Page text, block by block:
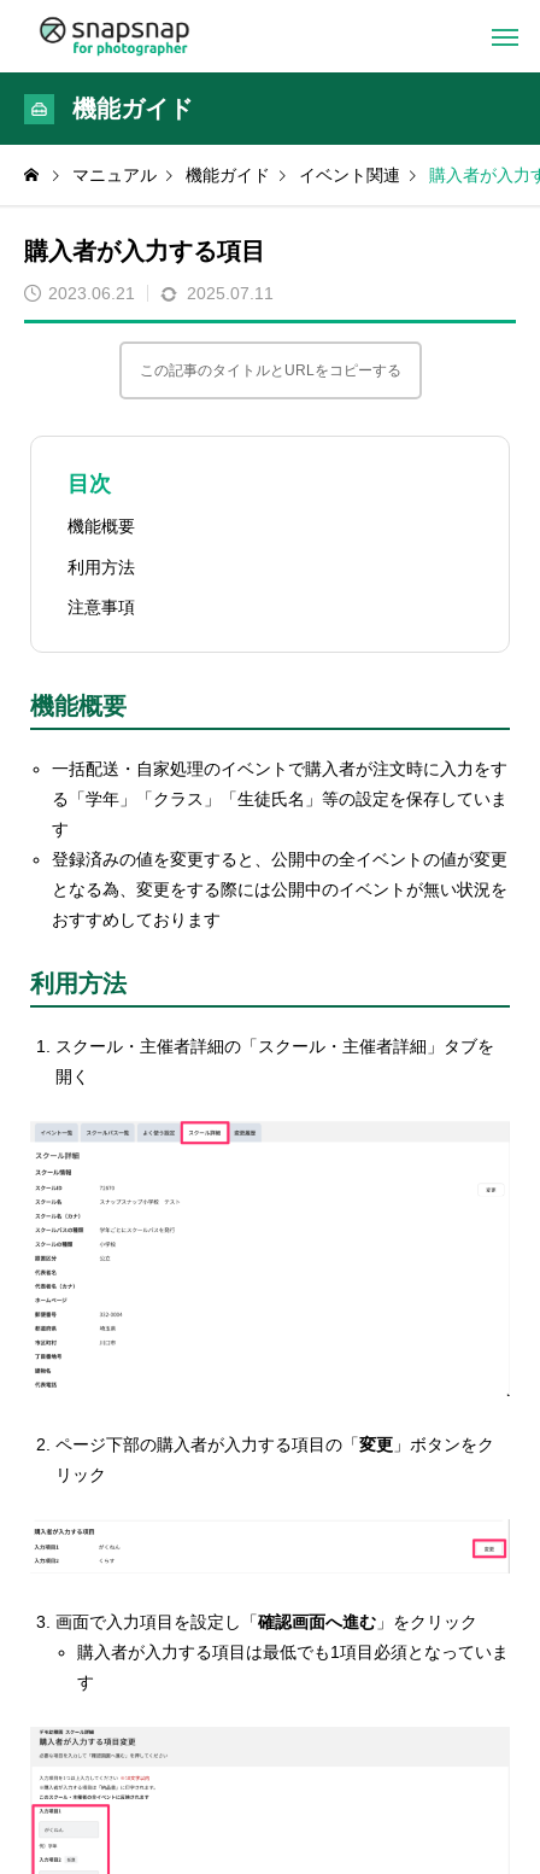
機能ガイド
マニュアル 機能ガイド イベント関連 購入者が入力
購入者が入力する項目
2023.06.21 2025.07.11
この記事のタイトルとURLをコピーする
目次
機能概要
利用方法
注意事項
機能概要
一括配送・自家処理のイベントで購入者が注文時に入力をす
る「学年」「クラス」「生徒氏名」等の設定を保存していま
す
登録済みの値を変更すると、公開中の全イベントの値が変更
となる為、変更をする際には公開中のイベントが無い状況を
おすすめしております
利用方法
スクール・主催者詳細の「スクール・主催者詳細」タブを
開く
ページ下部の購入者が入力する項目の「変更 」ボタンをク
リック
画面で入力項目を設定し「確認画面へ進む 」をクリック
購入者が入力する項目は最低でも1項目必須となっていま
す